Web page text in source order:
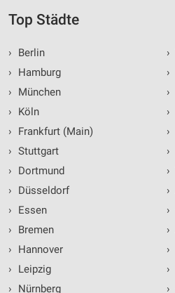
Top Städte
›
Berlin
›
Hamburg
›
München
›
Köln
›
Frankfurt (Main)
› Stuttgart
›
Dortmund
›
Düsseldorf
›
Essen
›
Bremen
›
Hannover
›
Leipzig
›
Nürnberg
›
›
›
›
›
›
›
›
›
›
›
›
›